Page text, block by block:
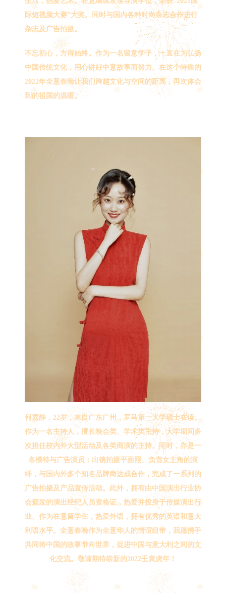
际短视频大赛”大奖。同时与国内各种时尚杂志合作进行
杂志及广告拍摄。
不忘初心，方得始终。作为一名留意学子，一直在为弘扬
中国传统文化，用心讲好中意故事而努力。在这个特殊的
2022年全意春晚让我们跨越文化与空间的距离，再次体会
到的祖国的温暖。
何嘉静，22岁，来自广东广州，罗马第一大学硕士在读。
作为一名主持人，擅长晚会类、学术类主持，大学期间多
次担任校内外大型活动及各类商演的主持。同时，亦是一
名模特与广告演员：出镜拍摄平⾯照、负责⼥主⻆的演
绎，与国内外多个知名品牌商达成合作，完成了一系列的
⼴告拍摄及产品宣传活动。此外，拥有由中国演出行业协
会颁发的演出经纪人员资格证，热爱并投身于传媒演出行
业。作为在意留学生，热爱外语，拥有优秀的英语和意大
利语水平。全意春晚作为全意华人的情谊纽带，我愿携手
共同将中国的故事带向世界，促进中国与意大利之间的文
化交流。敬请期待崭新的2022壬寅虎年！